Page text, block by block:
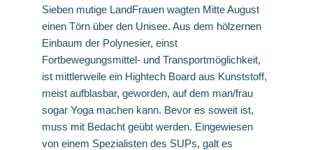
Sieben mutige LandFrauen wagten Mitte August
einen Törn über den Unisee. Aus dem hölzernen
Einbaum der Polynesier, einst
Fortbewegungsmittel- und Transportmöglichkeit,
ist mittlerweile ein Hightech Board aus Kunststoff,
meist aufblasbar, geworden, auf dem man/frau
sogar Yoga machen kann. Bevor es soweit ist,
muss mit Bedacht geübt werden. Eingewiesen
von einem Spezialisten des SUPs, galt es